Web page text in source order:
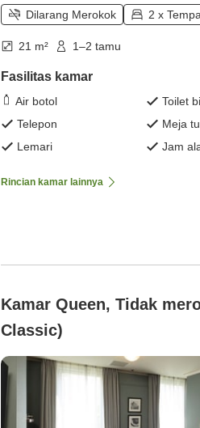
Dilarang Merokok 2 x
21 m² 1–2 tamu
Fasilitas kamar
Air botol
Toilet
Telepon
Meja
Lemari
Jam
Rincian kamar lainnya
Kamar Queen, Tidak
Classic)